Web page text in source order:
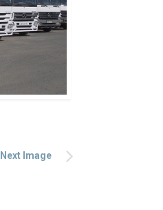
Next Image